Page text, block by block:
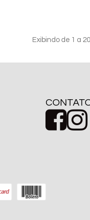
Exibindo de 1 a